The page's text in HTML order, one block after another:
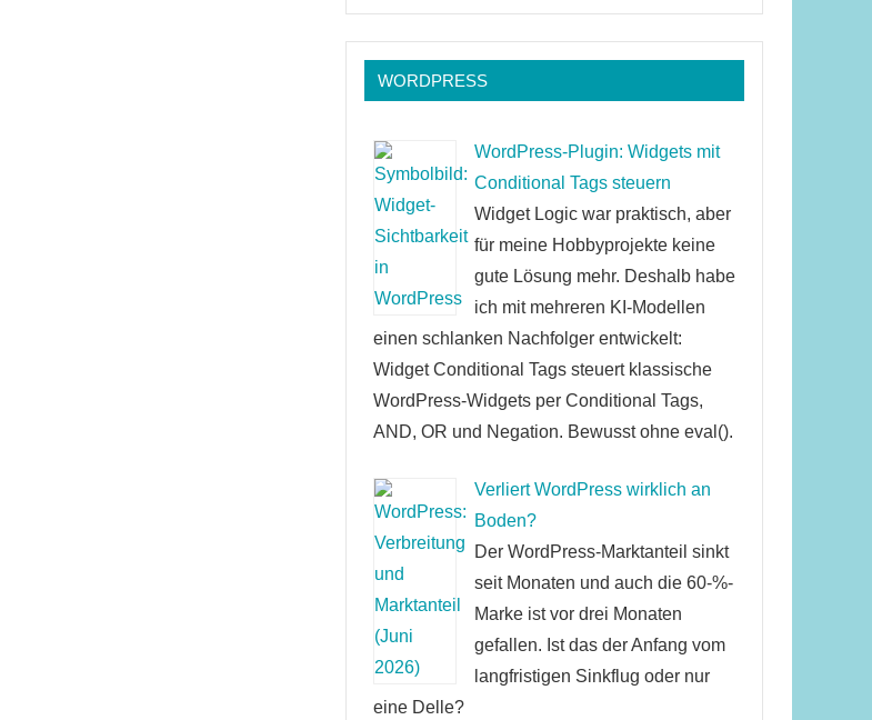
WORDPRESS
WordPress-Plugin: Widgets mit
Conditional Tags steuern
Widget Logic war praktisch, aber
für meine Hobbyprojekte keine
gute Lösung mehr. Deshalb habe
ich mit mehreren KI-Modellen
einen schlanken Nachfolger entwickelt:
Widget Conditional Tags steuert klassische
WordPress-Widgets per Conditional Tags,
AND, OR und Negation. Bewusst ohne eval().
Verliert WordPress wirklich an
Boden?
Der WordPress-Marktanteil sinkt
seit Monaten und auch die 60-%-
Marke ist vor drei Monaten
gefallen. Ist das der Anfang vom
langfristigen Sinkflug oder nur
eine Delle?